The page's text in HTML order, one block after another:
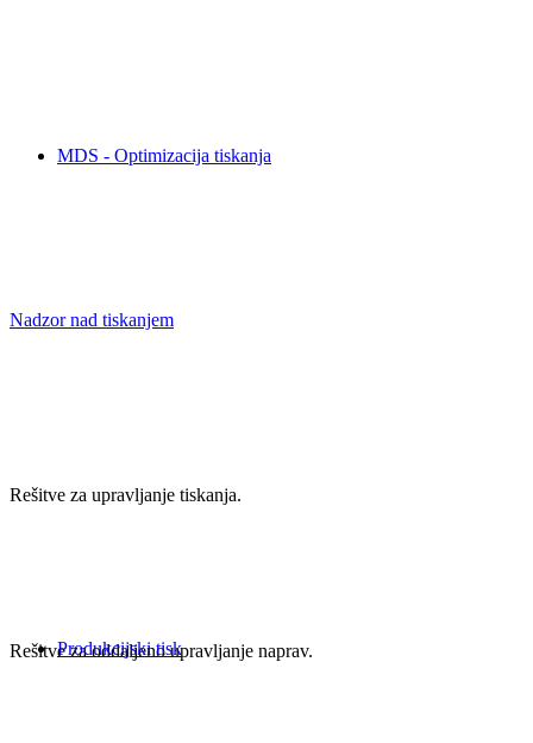
Nadzor nad tiskanjem
Rešitve za upravljanje tiskanja.
Rešitve za oddaljeno upravljanje naprav.
MDS - Optimizacija tiskanja
Produkcijski tisk